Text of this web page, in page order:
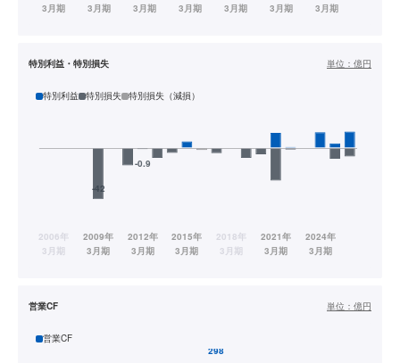
特別利益・特別損失 単位： 億円
特別利益 特別損失 特別損失（減損）
営業CF 単位： 億円
営業CF